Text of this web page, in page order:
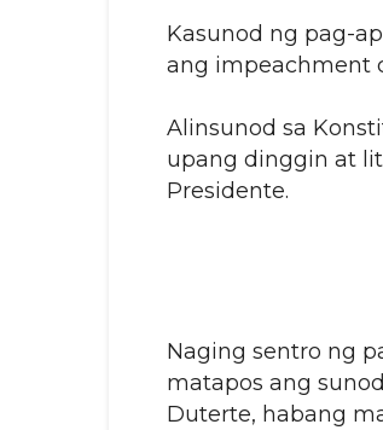
Kasunod ng pag-
ang impeachment
Alinsunod sa
upang dinggin at
Presidente.
Naging sentro ng
matapos ang
Duterte, habang